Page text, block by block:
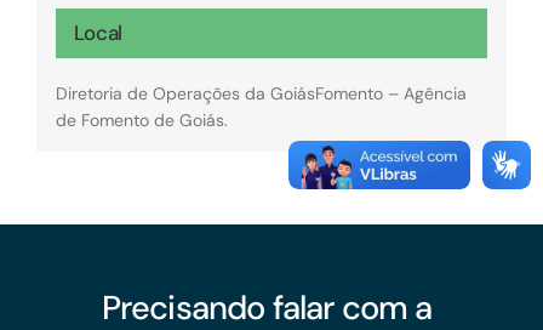
Local
Diretoria de Operações da GoiásFomento – Agência
de Fomento de Goiás.
Precisando falar com a